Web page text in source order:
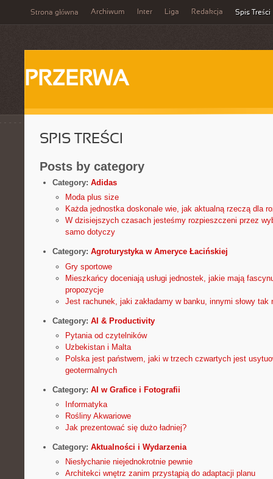
Strona główna Archiwum Inter Liga Redakcja Spis Treści
PRZERWA
SPIS TREŚCI
Posts by category
Category: Adidas
Moda plus size
Każda jednostka doskonale wie, jak aktualną rzeczą dla
W dzisiejszych czasach jesteśmy rozpieszczeni przez
samo dotyczy
Category: Agroturystyka w Ameryce Łacińskiej
Gry sportowe
Mieszkańcy doceniają usługi jednostek, jakie mają
propozycje
Jest rachunek, jaki zakładamy w banku, innymi słowy
Category: AI & Productivity
Pytania od czytelników
Uzbekistan i Malta
Polska jest państwem, jaki w trzech czwartych jest
geotermalnych
Category: AI w Grafice i Fotografii
Informatyka
Rośliny Akwariowe
Jak prezentować się dużo ładniej?
Category: Aktualności i Wydarzenia
Niesłychanie niejednokrotnie pewnie
Architekci wnętrz zanim przystąpią do adaptacji planu